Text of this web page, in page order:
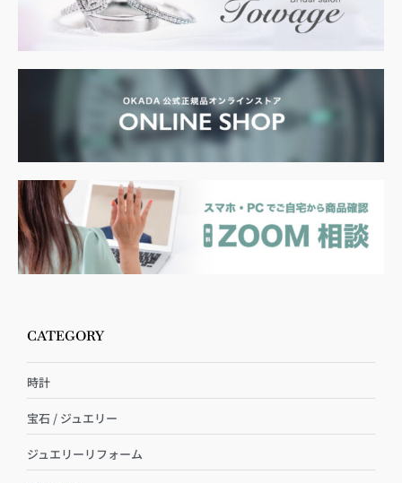
CATEGORY
時計
宝石 / ジュエリー
ジュエリーリフォーム